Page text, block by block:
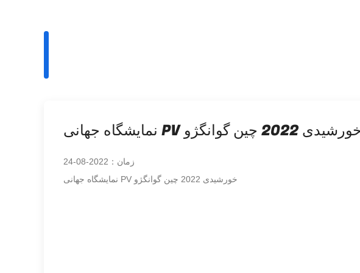
اینورتر خورشیدی هیبریدی
زمان：2022-05-05
مدل: CNS110 3500-24، CNS110 5500-48ظرفیت اسمی: 3.5KW/5.5KWولتاژ اسمی: